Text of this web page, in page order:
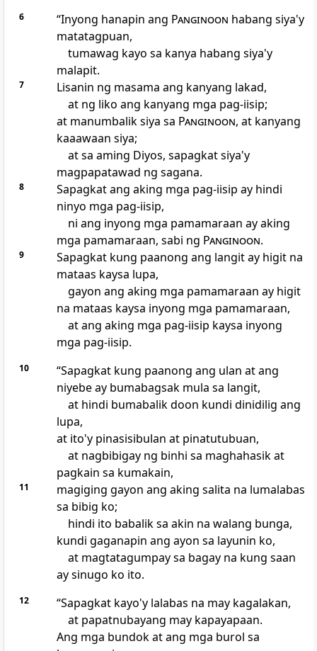
6 “Inyong hanapin ang Panginoon habang siya'y
matatagpuan,
tumawag kayo sa kanya habang siya'y
malapit.
7
Lisanin ng masama ang kanyang lakad,
at ng liko ang kanyang mga pag-iisip;
at manumbalik siya sa Panginoon, at kanyang
kaaawaan siya;
at sa aming Diyos, sapagkat siya'y
magpapatawad ng sagana.
8
Sapagkat ang aking mga pag-iisip ay hindi
ninyo mga pag-iisip,
ni ang inyong mga pamamaraan ay aking
mga pamamaraan, sabi ng Panginoon.
9
Sapagkat kung paanong ang langit ay higit na
mataas kaysa lupa,
gayon ang aking mga pamamaraan ay higit
na mataas kaysa inyong mga pamamaraan,
at ang aking mga pag-iisip kaysa inyong
mga pag-iisip.
10 “Sapagkatkung paanong ang ulan at ang
niyebe ay bumabagsak mula sa langit,
at hindi bumabalik doon kundi dinidilig ang
lupa,
at ito'y pinasisibulan at pinatutubuan,
at nagbibigay ng binhi sa maghahasik at
pagkain sa kumakain,
11
magiging gayon ang aking salita na lumalabas
sa bibig ko;
hindi ito babalik sa akin na walang bunga,
kundi gaganapin ang ayon sa layunin ko,
at magtatagumpay sa bagay na kung saan
ay sinugo ko ito.
12
“Sapagkat kayo'y lalabas na may kagalakan,
at papatnubayang may kapayapaan.
Ang mga bundok at ang mga burol sa